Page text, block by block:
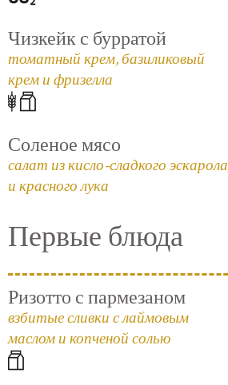
Чизкейк с бурратой
томатный крем, базиликовый
крем и фризелла
Соленое мясо
салат из кисло-сладкого эскарола
и красного лука
Первые блюда
Ризотто с пармезаном
взбитые сливки с лаймовым
маслом и копченой солью